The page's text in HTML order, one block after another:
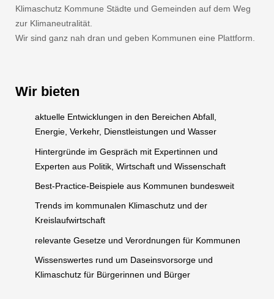
Klimaschutz Kommune Städte und Gemeinden auf dem Weg
zur Klimaneutralität.
Wir sind ganz nah dran und geben Kommunen eine Plattform.
Wir bieten
aktuelle Entwicklungen in den Bereichen Abfall,
Energie, Verkehr, Dienstleistungen und Wasser
Hintergründe im Gespräch mit Expertinnen und
Experten aus Politik, Wirtschaft und Wissenschaft
Best-Practice-Beispiele aus Kommunen bundesweit
Trends im kommunalen Klimaschutz und der
Kreislaufwirtschaft
relevante Gesetze und Verordnungen für Kommunen
Wissenswertes rund um Daseinsvorsorge und
Klimaschutz für Bürgerinnen und Bürger